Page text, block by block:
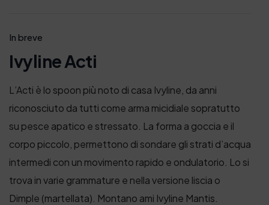
In breve
Ivyline Acti
L’Acti è lo spoon più noto di casa Ivyline, da anni
riconosciuto da tutti come arma micidiale sopratutto
su pesce apatico e stressato. La forma a goccia e il
corpo piccolo, permettono di sondare gli strati d’acqua
intermedi con un movimento rapido e ondulatorio. Lo si
trova in varie grammature e nella versione liscia o
Dimple (martellata). Montano ami Ivyline Mantis.